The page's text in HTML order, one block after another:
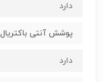
دارد
پوشش آنتی باکتریال
دارد